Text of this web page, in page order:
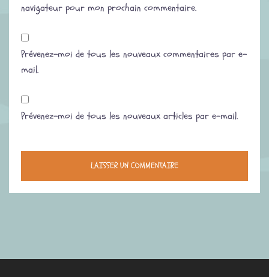
navigateur pour mon prochain commentaire.
Prévenez-moi de tous les nouveaux commentaires par e-
mail.
Prévenez-moi de tous les nouveaux articles par e-mail.